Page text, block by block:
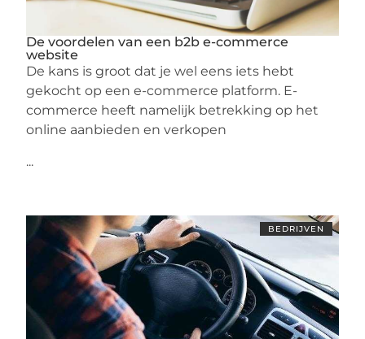
De voordelen van een b2b e-commerce
website
De kans is groot dat je wel eens iets hebt
gekocht op een e-commerce platform. E-
commerce heeft namelijk betrekking op het
online aanbieden en verkopen
...
BEDRIJVEN